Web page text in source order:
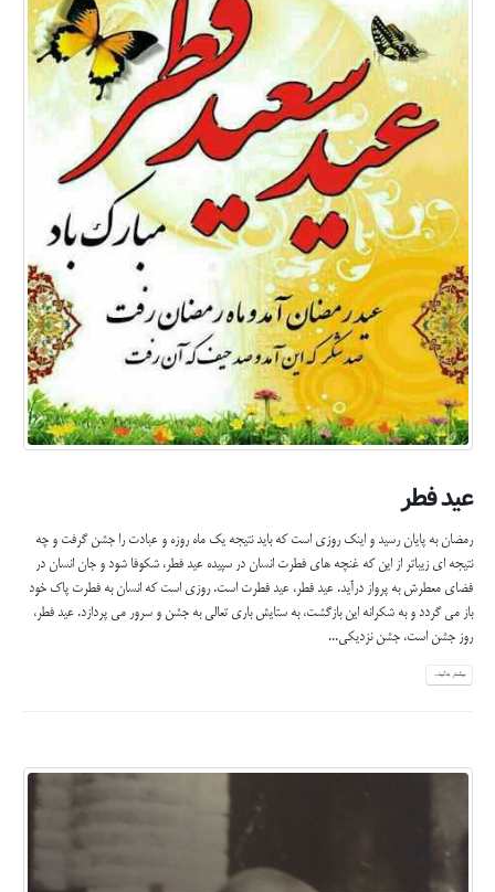
عید فطر
رمضان به پایان رسید و اینک روزی است که باید نتیجه یک ماه روزه و عبادت را جشن گرفت و چه
نتیجه ای زیباتر از این که غنچه های فطرت انسان در سپیده عید فطر، شکوفا شود و جان انسان در
فضای معطرش به پرواز درآید. عید فطر، عید فطرت است. روزی است که انسان به فطرت پاک خود
باز می گردد و به شکرانه این بازگشت، به ستایش باری تعالی به جشن و سرور می پردازد. عید فطر،
روز جشن است، جشن نزدیکی...
بیشتر بدانید...